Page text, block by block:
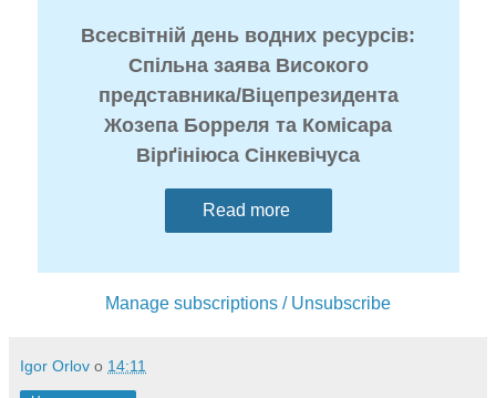
Всесвітній день водних ресурсів:
Спільна заява Високого
представника/Віцепрезидента
Жозепа Борреля та Комісара
Вірґініюса Сінкевічуса
Read more
Manage subscriptions / Unsubscribe
Igor Orlov о 14:11